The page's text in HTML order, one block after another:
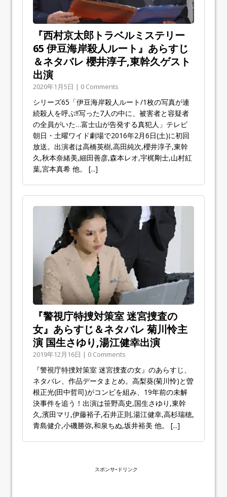
『西村京太郎トラベルミステリー
65 伊豆海岸殺人ルート』あらすじ
＆ネタバレ 櫻井淳子,東幹久ゲスト
出演
2020年1月5日 | 0 Comments
シリーズ65「伊豆海岸殺人ルート/1枚の写真が連
続殺人を呼ぶ!!写った7人の中に、被害者と容疑者
の全員がいた…富士山が告発する真犯人」テレビ
朝日・土曜ワイド劇場で2016年2月6日(土)に初回
放送。出演者は高橋英樹,高田純次,櫻井淳子,東幹
久,秋本奈緒美,細田善彦,森本レオ,宇梶剛士,山村紅
葉,宮本真希 他。 [...]
『警視庁特捜対策室 迷宮捜査の
女』あらすじ＆ネタバレ 菊川怜主
演 国生さゆり,湯江健幸出演
2019年12月16日 | 0 Comments
『警視庁特捜対策室 迷宮捜査の女』のあらすじ、
ネタバレ、作品データまとめ。高梨葵(菊川怜)と曽
根正光(田中哲司)がコンビを組み、19年前の未解
決事件を追う！出演は笹野高史,国生さゆり,東幹
久,濱田マリ,伊藤裕子,石井正則,湯江健幸,高杉瑞穂,
青島健介,小磯勝弥,和泉ちぬ,坂井裕美 他。 [...]
スポンサｰドリンク